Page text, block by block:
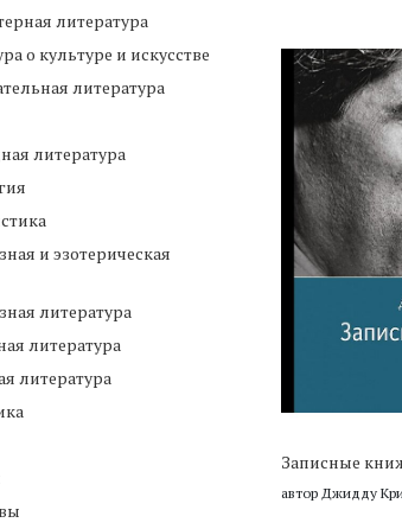
литература
о культуре и искусстве
литература
литература
и эзотерическая
литература
литература
литература
Записные
автор Джидду